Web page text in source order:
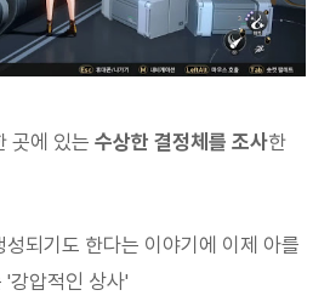
곳에 있는 수상한 결정체를 조사한
되기도 한다는 이야기에 이제 아를
'강압적인 상사'